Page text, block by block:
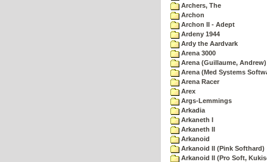
Archers, The
Archon
Archon II - Adept
Ardeny 1944
Ardy the Aardvark
Arena 3000
Arena (Guillaume, Andrew)
Arena (Med Systems
Arena Racer
Arex
Args-Lemmings
Arkadia
Arkaneth I
Arkaneth II
Arkanoid
Arkanoid II (Pink Softhard)
Arkanoid II (Pro Soft,